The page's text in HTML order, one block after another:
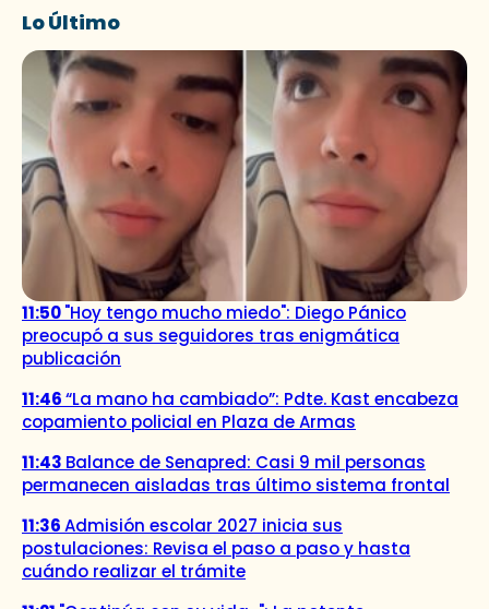
Lo Último
11:50"Hoy tengo mucho miedo": Diego Pánico
preocupó a sus seguidores tras enigmática
publicación
11:46“La mano ha cambiado”: Pdte. Kast encabeza
copamiento policial en Plaza de Armas
11:43 Balance de Senapred: Casi 9 mil personas
permanecen aisladas tras último sistema frontal
11:36Admisión escolar 2027 inicia sus
postulaciones: Revisa el paso a paso y hasta
cuándo realizar el trámite